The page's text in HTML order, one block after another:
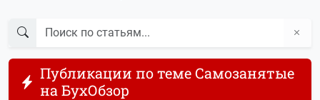
Публикации по теме Самозанятые
на БухОбзор